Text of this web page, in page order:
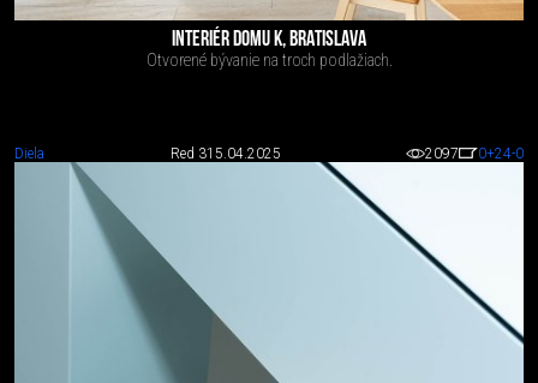
INTERIÉR DOMU K, BRATISLAVA
Otvorené bývanie na troch podlažiach.
Diela Red 315.04.2025 2097 0+24-0